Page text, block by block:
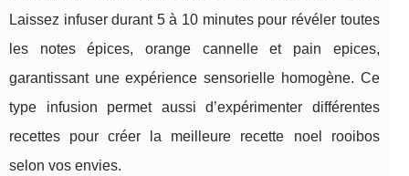
Laissez infuser durant 5 à 10 minutes pour révéler toutes
les notes épices, orange cannelle et pain epices,
garantissant une expérience sensorielle homogène. Ce
type infusion permet aussi d’expérimenter différentes
recettes pour créer la meilleure recette noel rooibos
selon vos envies.